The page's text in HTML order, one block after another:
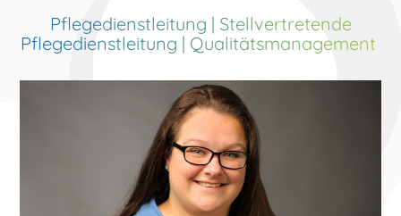
Pflegedienstleitung | Stellvertretende
Pflegedienstleitung | Qualitätsmanagement